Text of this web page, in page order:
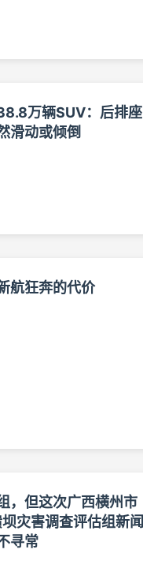
万辆SUV：后排座
滑动或倾倒
航狂奔的代价
，但这次广西横州市
灾害调查评估组新闻
寻常